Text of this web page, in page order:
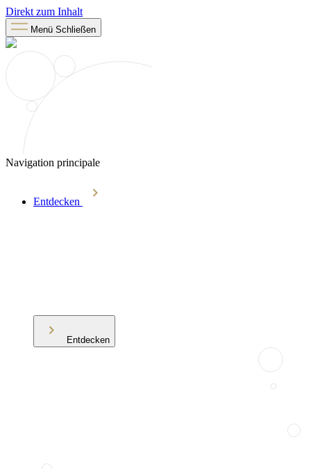
Direkt zum Inhalt
Menü Schließen
Navigation principale
Entdecken
Entdecken